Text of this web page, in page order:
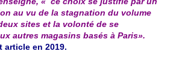
au vu de la stagnation du volume
sites et la volonté de se
autres magasins basés à Paris».
article en 2019.